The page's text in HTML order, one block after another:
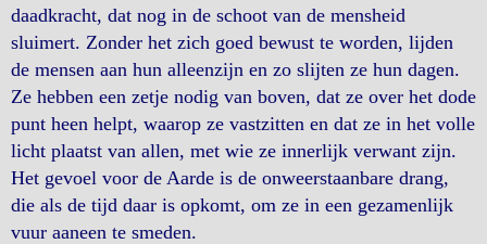
daadkracht, dat nog in de schoot van de mensheid
sluimert. Zonder het zich goed bewust te worden, lijden
de mensen aan hun alleenzijn en zo slijten ze hun dagen.
Ze hebben een zetje nodig van boven, dat ze over het dode
punt heen helpt, waarop ze vastzitten en dat ze in het volle
licht plaatst van allen, met wie ze innerlijk verwant zijn.
Het gevoel voor de Aarde is de onweerstaanbare drang,
die als de tijd daar is opkomt, om ze in een gezamenlijk
vuur aaneen te smeden.